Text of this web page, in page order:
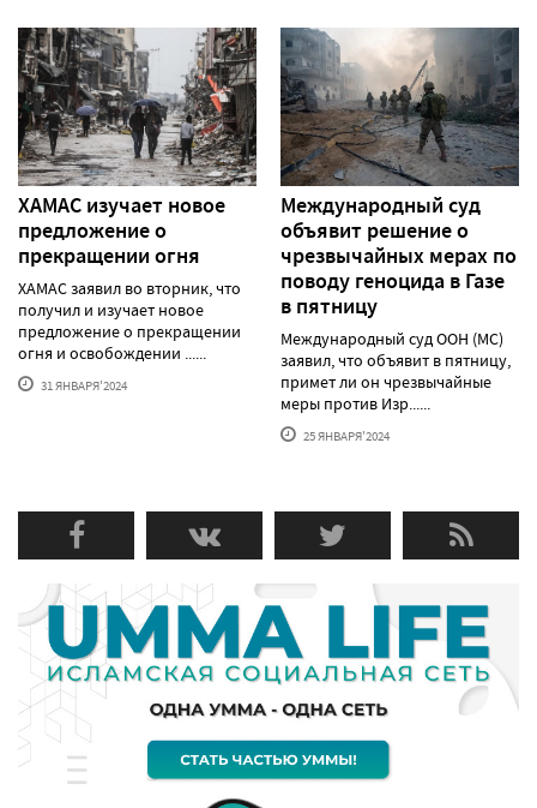
ХАМАС изучает новое
предложение о
прекращении огня
ХАМАС заявил во вторник, что
получил и изучает новое
предложение о прекращении
огня и освобождении ......
31 ЯНВАРЯ'2024
Международный суд
объявит решение о
чрезвычайных мерах по
поводу геноцида в Газе
в пятницу
Международный суд ООН (МС)
заявил, что объявит в пятницу,
примет ли он чрезвычайные
меры против Изр......
25 ЯНВАРЯ'2024